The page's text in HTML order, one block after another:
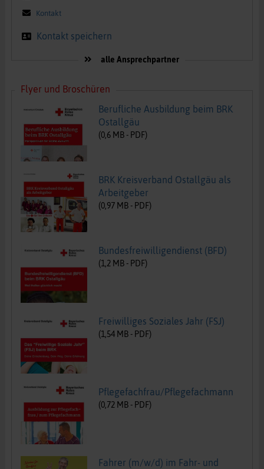
Kontakt
Kontakt speichern
alle Ansprechpartner
Flyer und Broschüren
Berufliche Ausbildung beim BRK
Ostallgäu
(0,6 MB - PDF)
BRK Kreisverband Ostallgäu als
Arbeitgeber
(0,97 MB - PDF)
Bundesfreiwilligendienst (BFD)
(1,2 MB - PDF)
Freiwilliges Soziales Jahr (FSJ)
(1,54 MB - PDF)
Pflegefachfrau/Pflegefachmann
(0,72 MB - PDF)
Fahrer (m/w/d) im Fahr- und